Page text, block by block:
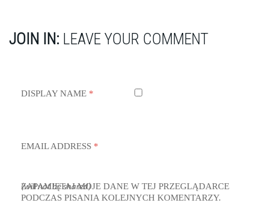
JOIN IN: LEAVE YOUR COMMENT
DISPLAY NAME *
EMAIL ADDRESS *
(will not be shared)
ZAPAMIĘTAJ MOJE DANE W TEJ PRZEGLĄDARCE
PODCZAS PISANIA KOLEJNYCH KOMENTARZY.